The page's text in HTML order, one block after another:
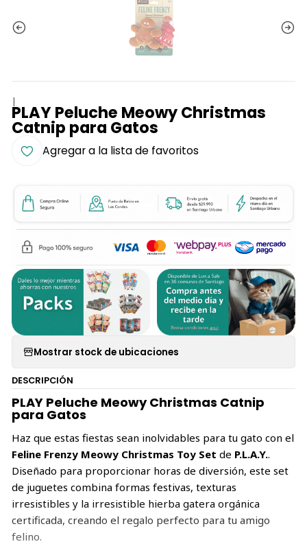
|
PLAY Peluche Meowy Christmas
Catnip para Gatos
Agregar a la lista de favoritos
Mostrar stock de ubicaciones
DESCRIPCIÓN
PLAY Peluche Meowy Christmas Catnip
para Gatos
Haz que estas fiestas sean inolvidables para tu gato con el
Feline Frenzy Meowy Christmas Toy Set de P.L.A.Y..
Diseñado para proporcionar horas de diversión, este set
de juguetes combina formas festivas, texturas
irresistibles y la irresistible hierba gatera orgánica
certificada, creando el regalo perfecto para tu amigo
felino.